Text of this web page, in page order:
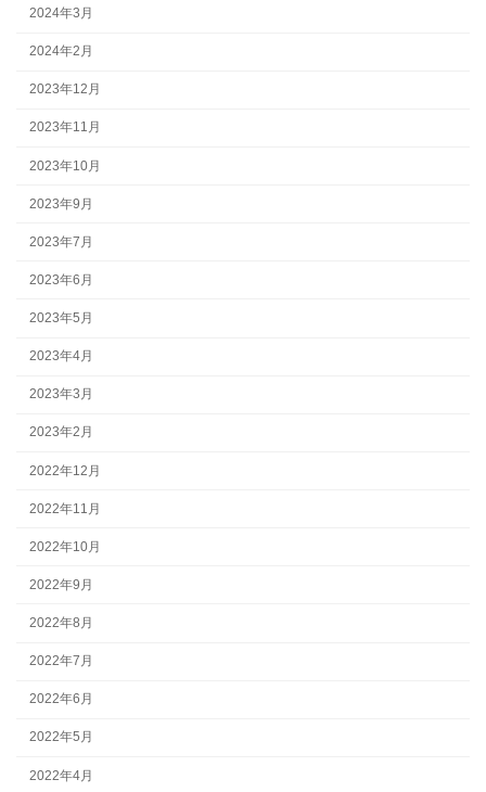
2024年3月
2024年2月
2023年12月
2023年11月
2023年10月
2023年9月
2023年7月
2023年6月
2023年5月
2023年4月
2023年3月
2023年2月
2022年12月
2022年11月
2022年10月
2022年9月
2022年8月
2022年7月
2022年6月
2022年5月
2022年4月